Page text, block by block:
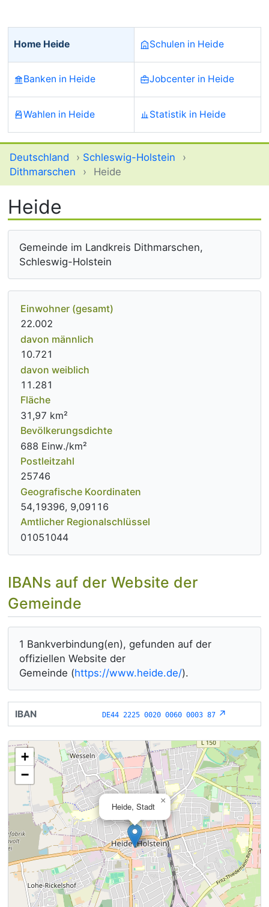
Home Heide Schulen in Heide
Banken in Heide Jobcenter in Heide
Wahlen in Heide Statistik in Heide
Deutschland › Schleswig-Holstein
›
Dithmarschen
› Heide
Heide
Gemeinde im Landkreis Dithmarschen,
Schleswig-Holstein
Einwohner (gesamt)
22.002
davon männlich
10.721
davon weiblich
11.281
Fläche
31,97 km²
Bevölkerungsdichte
688 Einw./km²
Postleitzahl
25746
Geografische Koordinaten
54,19396, 9,09116
Amtlicher Regionalschlüssel
01051044
IBANs auf der Website der
Gemeinde
1 Bankverbindung(en), gefunden auf der
offiziellen Website der
Gemeinde (https://www.heide.de/).
DE44 2225 0020 0060 0003 87↗
Heide, Stadt
×
+
−